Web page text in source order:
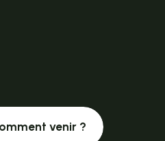
venir ?